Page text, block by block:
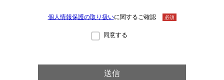
個人情報保護の取り扱いに関するご確認 必須
同意する